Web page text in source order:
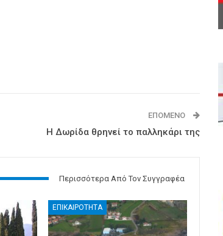
ΕΠΌΜΕΝΟ
Η Δωρίδα θρηνεί το παλληκάρι της
Περισσότερα Από Τον Συγγραφέα
ΕΠΙΚΑΙΡΟΤΗΤΑ